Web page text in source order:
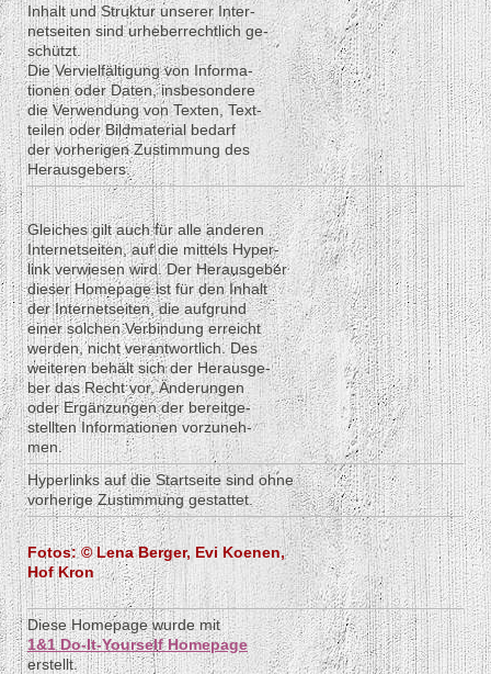
Inhalt und Struktur unserer Inter-
netseiten sind urheberrechtlich ge-
schützt.
Die Vervielfältigung von Informa-
tionen oder Daten, insbesondere
die Verwendung von Texten, Text-
teilen oder Bildmaterial bedarf
der vorherigen Zustimmung des
Herausgebers.
Gleiches gilt auch für alle anderen
Internetseiten, auf die mittels Hyper-
link verwiesen wird. Der Herausgeber
dieser Homepage ist für den Inhalt
der Internetseiten, die aufgrund
einer solchen Verbindung erreicht
werden, nicht verantwortlich. Des
weiteren behält sich der Herausge-
ber das Recht vor, Änderungen
oder Ergänzungen der bereitge-
stellten Informationen vorzuneh-
men.
Hyperlinks auf die Startseite sind ohne
vorherige Zustimmung gestattet.
Fotos: © Lena Berger, Evi Koenen,
Hof Kron
Diese Homepage wurde mit
1&1 Do-It-Yourself Homepage
erstellt.